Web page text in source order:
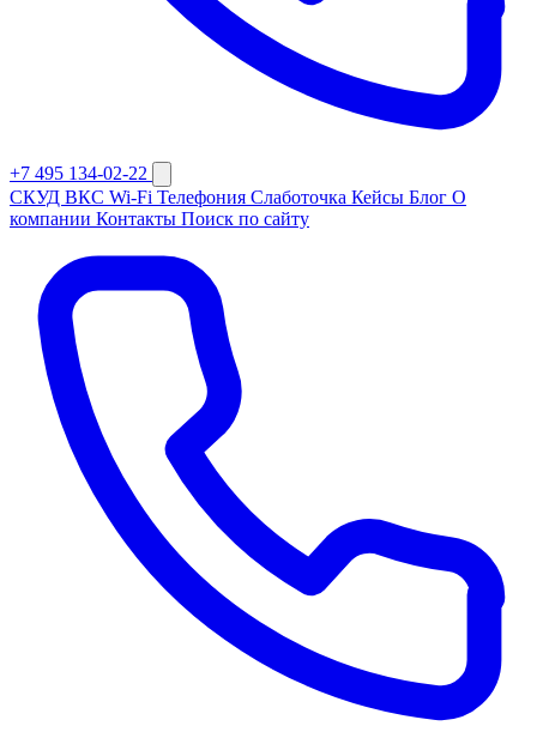
+7 495 134-02-22
СКУД ВКС Wi-Fi Телефония Слаботочка Кейсы Блог О
компании Контакты Поиск по сайту